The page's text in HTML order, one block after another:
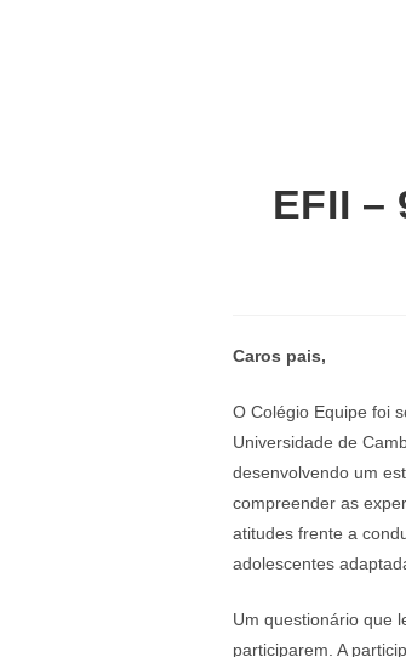
EFII –
Caros pais,
O Colégio Equipe foi
Universidade de
desenvolvendo um
compreender as
atitudes frente a
adolescentes
Um questionário que
participarem. A